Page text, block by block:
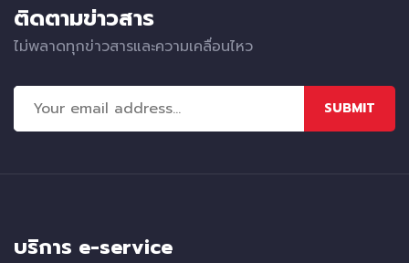
ติดตามข่าวสาร
ไม่พลาดทุกข่าวสารและความเคลื่อนไหว
SUBMIT
บริการ e-service